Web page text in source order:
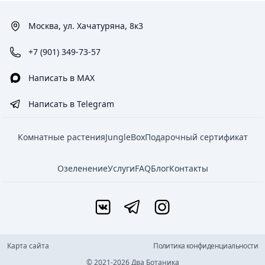
Москва, ул. Хачатуряна, 8к3
+7 (901) 349-73-57
Написать в MAX
Написать в Telegram
Комнатные растенияJungleBoxПодарочный сертификат
ОзеленениеУслугиFAQБлогКонтакты
Карта сайта
Политика конфиденциальности
© 2021-2026 Два Ботаника